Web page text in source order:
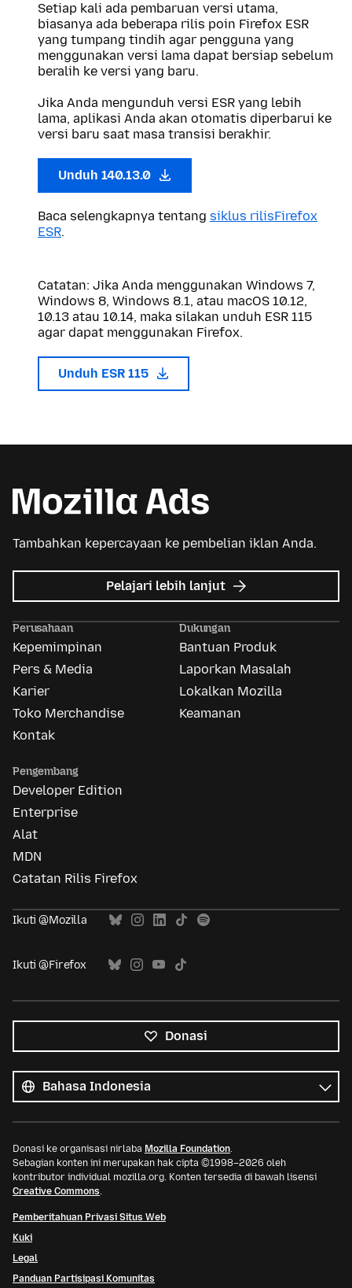
Setiap kali ada pembaruan versi utama,
biasanya ada beberapa rilis poin Firefox ESR
yang tumpang tindih agar pengguna yang
menggunakan versi lama dapat bersiap sebelum
beralih ke versi yang baru.
Jika Anda mengunduh versi ESR yang lebih
lama, aplikasi Anda akan otomatis diperbarui ke
versi baru saat masa transisi berakhir.
Unduh 140.13.0
Baca selengkapnya tentang siklus rilisFirefox
ESR.
Catatan: Jika Anda menggunakan Windows 7,
Windows 8, Windows 8.1, atau macOS 10.12,
10.13 atau 10.14, maka silakan unduh ESR 115
agar dapat menggunakan Firefox.
Unduh ESR 115
Tambahkan kepercayaan ke pembelian iklan Anda.
Pelajari lebih lanjut mengenai
Mozilla
Perusahaan
Kepemimpinan
Pers & Media
Karier
Toko Merchandise
Kontak
Dukungan
Bantuan Produk
Laporkan Masalah
Lokalkan Mozilla
Keamanan
Pengembang
Developer Edition
Enterprise
Alat
MDN
Catatan Rilis Firefox
Ikuti @Mozilla
Ikuti @Firefox
Donasi
bahasa
Bahasa
Donasi ke organisasi nirlaba Mozilla Foundation.
Sebagian konten ini merupakan hak cipta ©1998–2026 oleh
kontributor individual mozilla.org. Konten tersedia di bawah lisensi
Creative Commons.
Pemberitahuan Privasi Situs Web
Kuki
Legal
Panduan Partisipasi Komunitas